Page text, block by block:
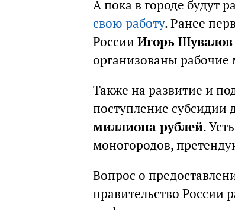
А пока в городе будут
свою работу. Ранее
России Игорь Шувалов
организованы рабочие
Также на развитие и
поступление субсидии
миллиона рублей.
моногородов,
Вопрос о
правительство России